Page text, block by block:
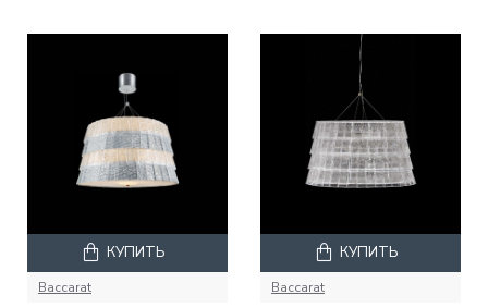
Baccarat
КУПИТЬ
Baccarat
КУПИТЬ